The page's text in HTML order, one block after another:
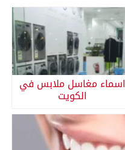
اسماء مغاسل ملابس في
الكويت